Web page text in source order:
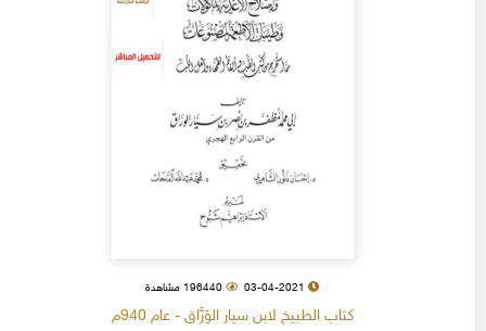
03-04-2021 196440 مشاهدة
كتاب الطبيخ لابن سيار الوَرَّاق - عام 940م